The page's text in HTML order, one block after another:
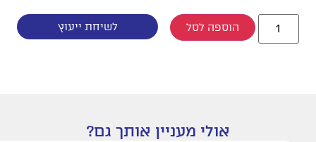
הוספה לסל לשיחת ייעוץ
אולי מעניין אותך גם?